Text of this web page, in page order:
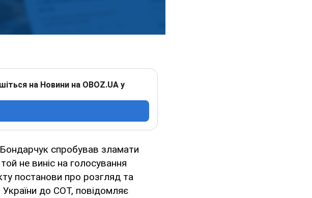
на Новини на OBOZ.UA у
спробував зламати
не виніс на голосування
постанови про розгляд та
до СОТ, повідомляє